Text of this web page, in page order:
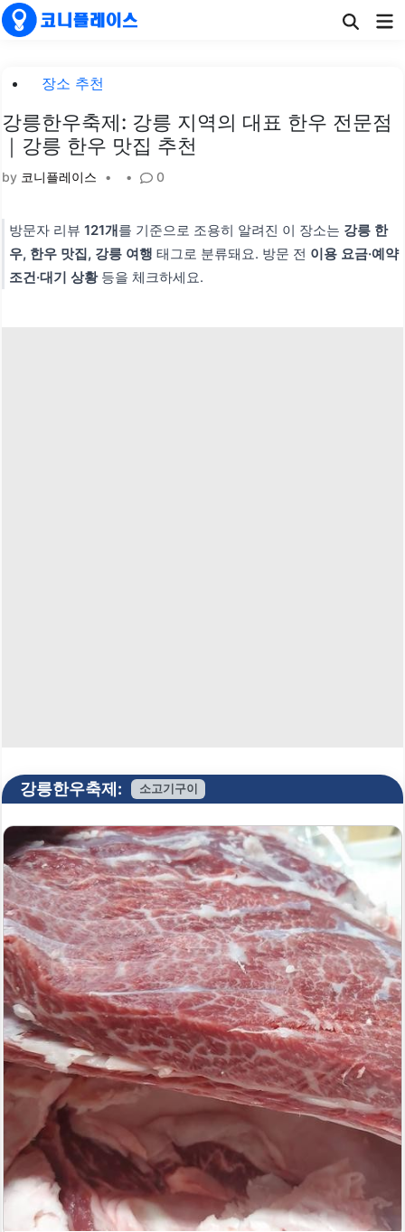
Skip
to
Posted장소 추천
강릉한우축제: 강릉 지역의 대표 한우 전문점
｜강릉 한우 맛집 추천
by 코니플레이스 • • 0
방문자 리뷰121개를 기준으로 조용히 알려진 이 장소는 강릉 한
우, 한우 맛집, 강릉 여행 태그로 분류돼요. 방문 전 이용 요금·예약
조건·대기 상황등을 체크하세요.
강릉한우축제: 소고기구이